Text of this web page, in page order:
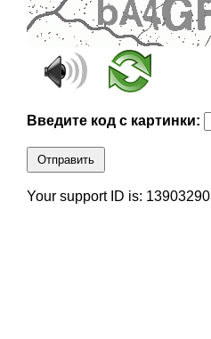
Введите код с картинки:
Отправить
Your support ID is: